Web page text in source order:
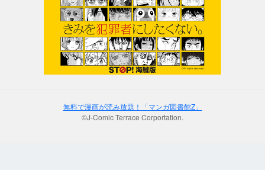
無料で漫画が読み放題！「マンガ図書館Z」
©J-Comic Terrace Corportation.